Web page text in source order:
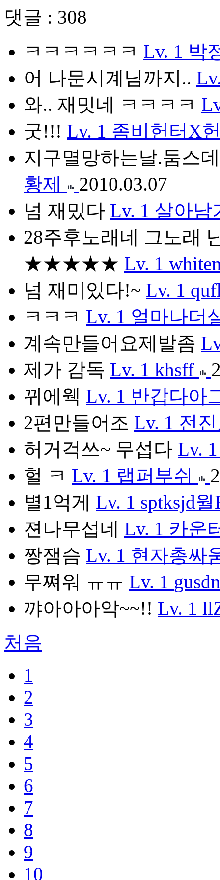
댓글 : 308
ㅋㅋㅋㅋㅋㅋ Lv. 1 박
어 나문시계님까지..
와.. 재밋네 ㅋㅋㅋㅋ
굿!!! Lv. 1 좀비헌터X
지구멸망하는날.둠스
황제
2010.03.07
넘 재밌다 Lv. 1 살아남
28주후노래네 그노래
★★★★★ Lv. 1
넘 재미있다!~ Lv. 1
ㅋㅋㅋ Lv. 1 얼마나더
계속만들어요제발좀
제가 감독 Lv. 1 khsff
뀌에웩 Lv. 1 반갑다아
2편만들어조 Lv. 1 전
허거걱쓰~ 무섭다 Lv. 1
헐 ㅋ Lv. 1 랩퍼부쉬
별1억게 Lv. 1 sptksjd월
젼나무섭네 Lv. 1 카운
짱잼슴 Lv. 1 현자총싸
무쪄워 ㅠㅠ Lv. 1
꺄아아아악~~!! Lv. 1
처음
1
2
3
4
5
6
7
8
9
10